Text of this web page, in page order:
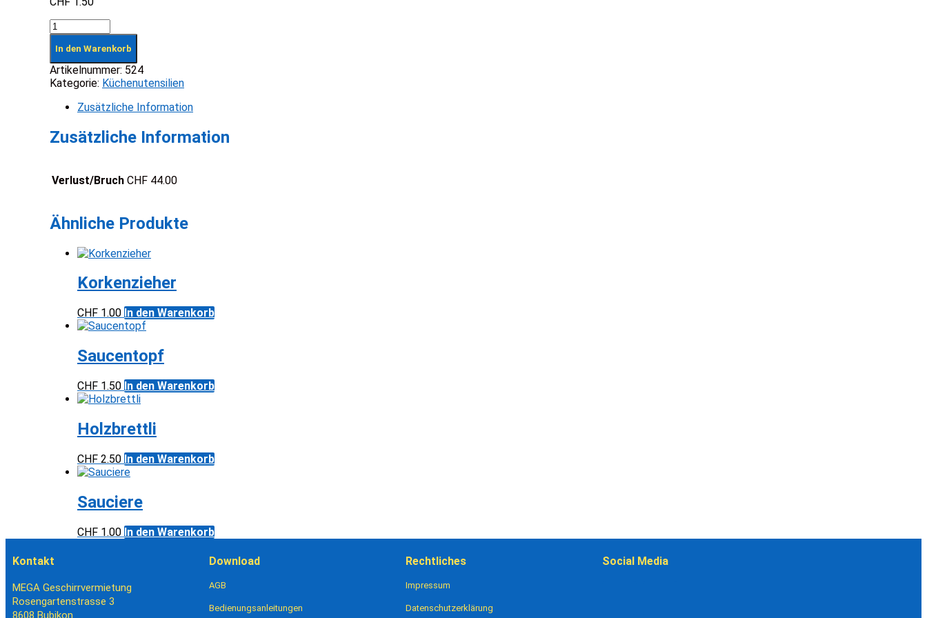
In den Warenkorb
Artikelnummer: 524
Kategorie: Küchenutensilien
Zusätzliche Information
Zusätzliche Information
Verlust/Bruch CHF 44.00
Ähnliche Produkte
Korkenzieher
CHF 1.00 In den Warenkorb
Saucentopf
CHF 1.50 In den Warenkorb
Holzbrettli
CHF 2.50 In den Warenkorb
Sauciere
CHF 1.00 In den Warenkorb
Kontakt
MEGA Geschirrvermietung
Rosengartenstrasse 3
8608 Bubikon
Download
AGB
Bedienungsanleitungen
Rechtliches
Impressum
Datenschutzerklärung
Social Media